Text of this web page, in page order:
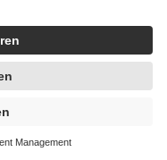
4419944605341
künstlicher